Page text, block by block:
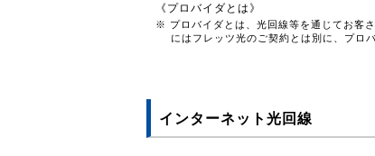
《プロバイダとは》
※ プロバイダとは、光回線等を通じてお客
にはフレッツ光のご契約とは別に、プロ
インターネット光回線